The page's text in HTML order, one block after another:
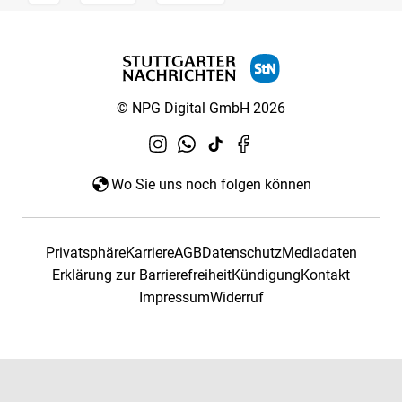
© NPG Digital GmbH 2026
Wo Sie uns noch folgen können
PrivatsphäreKarriereAGBDatenschutzMediadaten
Erklärung zur BarrierefreiheitKündigungKontakt
ImpressumWiderruf